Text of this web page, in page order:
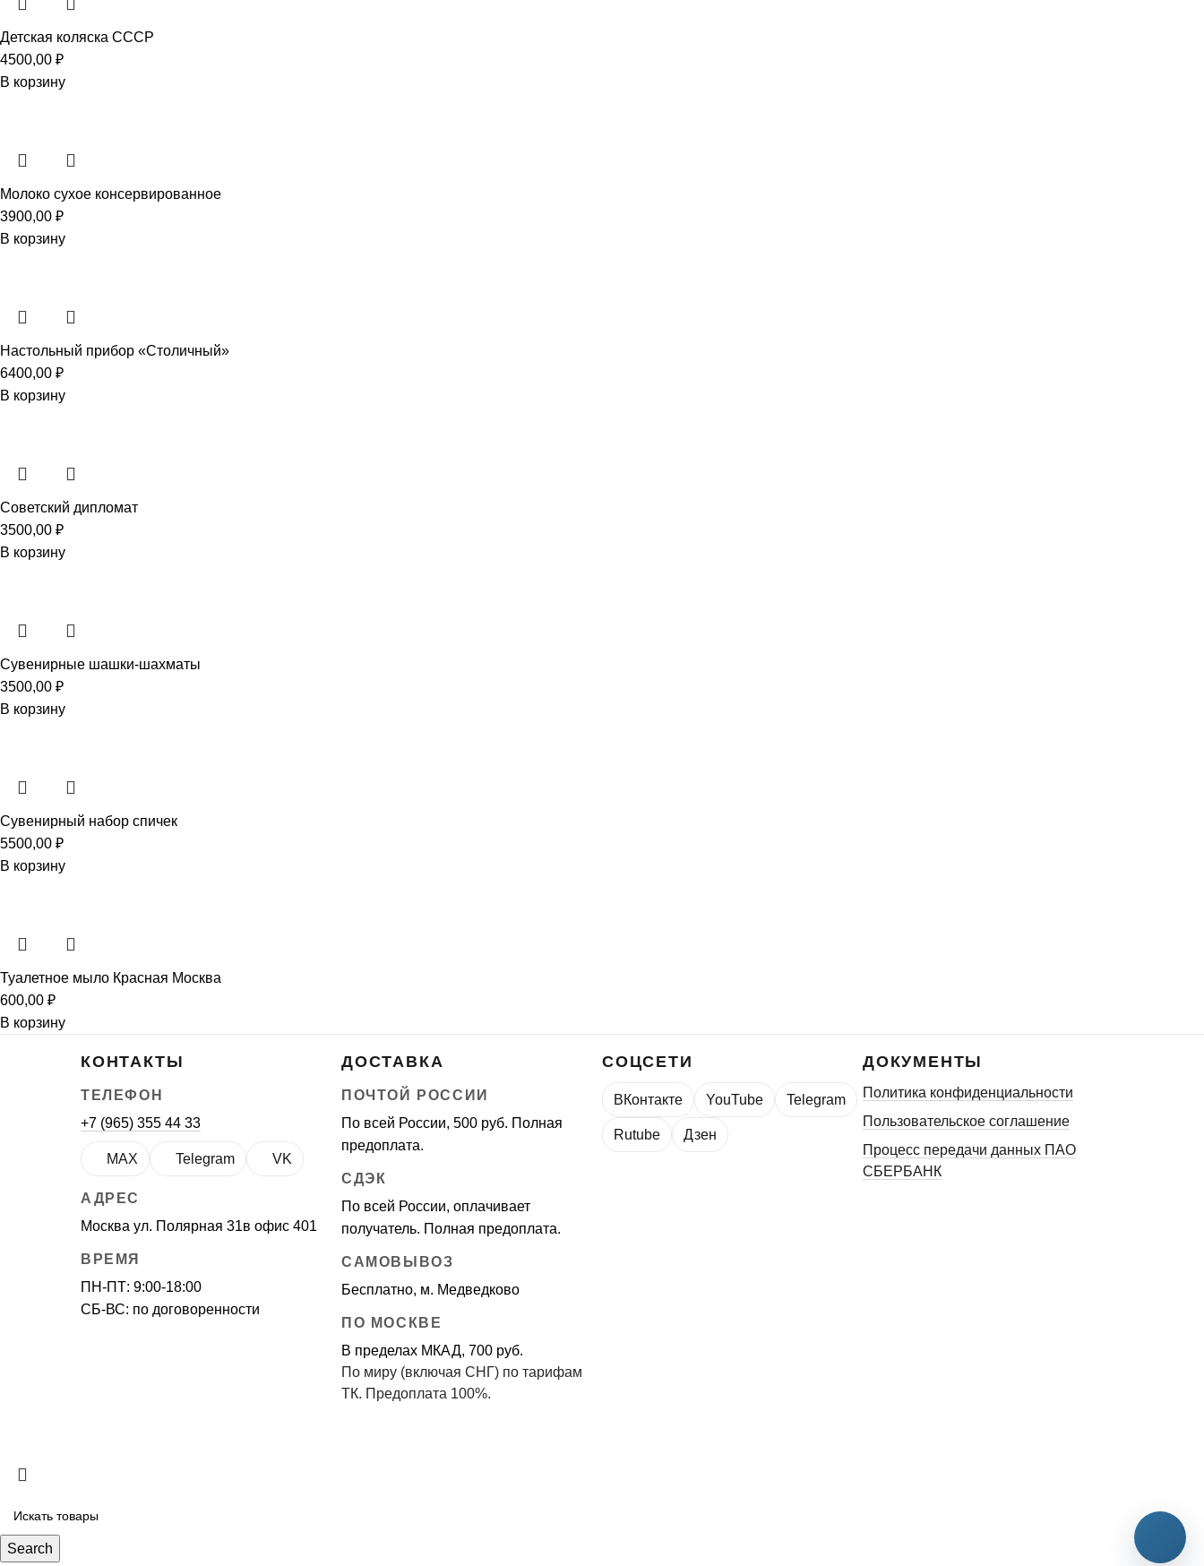
Детская коляска СССР
4500,00 ₽
В корзину
Молоко сухое консервированное
3900,00 ₽
В корзину
Настольный прибор «Столичный»
6400,00 ₽
В корзину
Советский дипломат
3500,00 ₽
В корзину
Сувенирные шашки-шахматы
3500,00 ₽
В корзину
Сувенирный набор спичек
5500,00 ₽
В корзину
Туалетное мыло Красная Москва
600,00 ₽
В корзину
КОНТАКТЫ
ТЕЛЕФОН
+7 (965) 355 44 33
MAX Telegram VK
АДРЕС
Москва ул. Полярная 31в офис 401
ВРЕМЯ
ПН-ПТ: 9:00-18:00
СБ-ВС: по договоренности
ДОСТАВКА
ПОЧТОЙ РОССИИ
По всей России, 500 руб. Полная
предоплата.
СДЭК
По всей России, оплачивает
получатель. Полная предоплата.
САМОВЫВОЗ
Бесплатно, м. Медведково
ПО МОСКВЕ
В пределах МКАД, 700 руб.
По миру (включая СНГ) по тарифам
ТК. Предоплата 100%.
СОЦСЕТИ
ВКонтакте YouTube Telegram
Rutube Дзен
ДОКУМЕНТЫ
Политика конфиденциальности
Пользовательское соглашение
Процесс передачи данных ПАО
СБЕРБАНК
Search